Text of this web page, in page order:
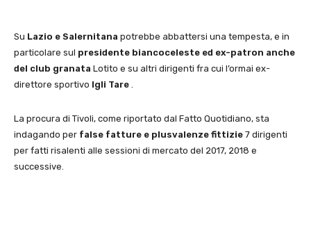
Su Lazio e Salernitana potrebbe abbattersi una tempesta, e in
particolare sul presidente biancoceleste ed ex-patron anche
del club granata Lotito e su altri dirigenti fra cui l’ormai ex-
direttore sportivo Igli Tare .
La procura di Tivoli, come riportato dal Fatto Quotidiano, sta
indagando per false fatture e plusvalenze fittizie 7 dirigenti
per fatti risalenti alle sessioni di mercato del 2017, 2018 e
successive.